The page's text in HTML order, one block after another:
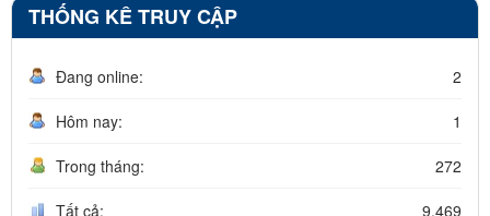
THỐNG KÊ TRUY CẬP
Đang online: 2
Hôm nay: 1
Trong tháng: 272
Tất cả: 9.469